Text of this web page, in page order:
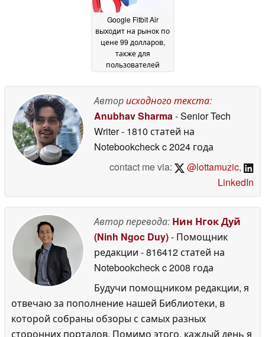
Google Fitbit Air
выходит на рынок по
цене 99 долларов,
также для
пользователей
Авторисходного текста:
Anubhav Sharma- Senior Tech
Writer- 1810 статей на
Notebookcheckc 2024 года
contact me via:
@lottamuzic,
LinkedIn
Автор перевода: Нин Нгок Дуй
(Ninh Ngoc Duy)- Помощник
редакции - 816412 статей на
Notebookcheckc 2008 года
Будучи помощником редакции, я
отвечаю за пополнение нашей Библиотеки, в
которой собраны обзоры с самых разных
сторонних порталов. Помимо этого, каждый день я